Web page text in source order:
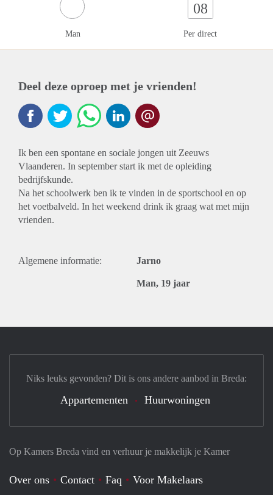
Man
08
Per direct
Deel deze oproep met je vrienden!
Ik ben een spontane en sociale jongen uit Zeeuws
Vlaanderen. In september start ik met de opleiding
bedrijfskunde.
Na het schoolwerk ben ik te vinden in de sportschool en op
het voetbalveld. In het weekend drink ik graag wat met mijn
vrienden.
Algemene informatie: Jarno
Man, 19 jaar
Op Kamers Breda vind en verhuur je makkelijk je Kamer
Over ons Contact Faq Voor Makelaars
Niks leuks gevonden? Dit is ons andere aanbod in Breda:
Appartementen Huurwoningen